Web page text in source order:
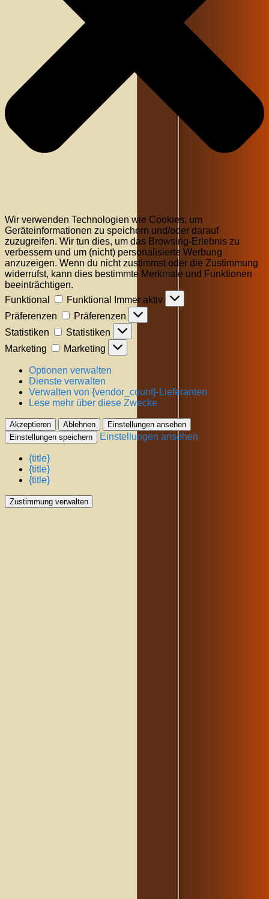
Wir verwenden Technologien wie Cookies, um
Geräteinformationen zu speichern und/oder darauf
zuzugreifen. Wir tun dies, um das Browsing-Erlebnis zu
verbessern und um (nicht) personalisierte Werbung
anzuzeigen. Wenn du nicht zustimmst oder die Zustimmung
widerrufst, kann dies bestimmte Merkmale und Funktionen
beeinträchtigen.
Funktional
Funktional
Immer aktiv
Präferenzen
Präferenzen
Statistiken
Statistiken
Marketing
Marketing
Optionen verwalten
Dienste verwalten
Verwalten von {vendor_count}-Lieferanten
Lese mehr über diese Zwecke
Akzeptieren Ablehnen
Einstellungen ansehen
Einstellungen speichern
Einstellungen ansehen
{title}
{title}
{title}
Zustimmung verwalten